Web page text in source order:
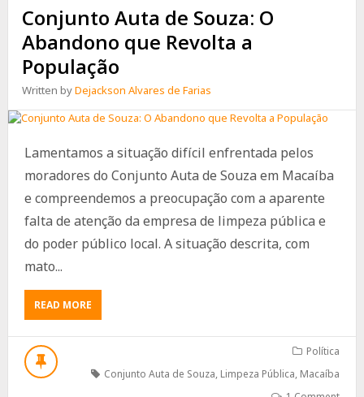
Conjunto Auta de Souza: O
Abandono que Revolta a
População
Written byDejackson Alvares de Farias
Lamentamos a situação difícil enfrentada pelos
moradores do Conjunto Auta de Souza em Macaíba
e compreendemos a preocupação com a aparente
falta de atenção da empresa de limpeza pública e
do poder público local. A situação descrita, com
mato...
READ MOREABOUT
CONJUNTO
AUTA
SOUZA:
O
Política
Conjunto Auta de Souza, Limpeza Pública, Macaíba